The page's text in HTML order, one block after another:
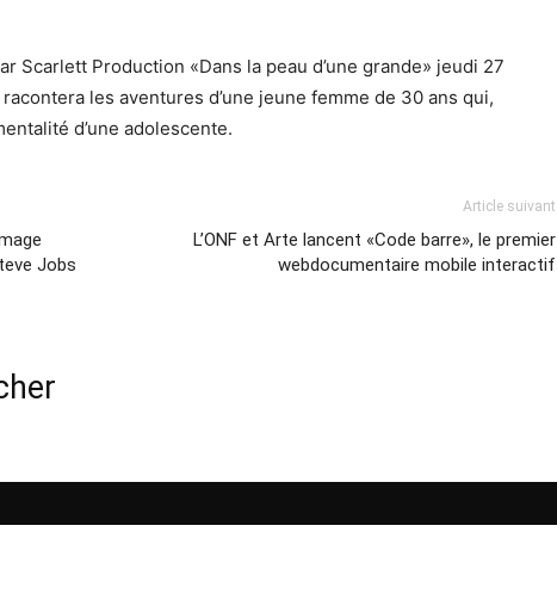
Scarlett Production «Dans la peau d’une grande» jeudi 27
les aventures d’une jeune femme de 30 ans qui,
d’une adolescente.
Jobs
Article suivant
L’ONF et Arte lancent «Code barre», le premier
webdocumentaire mobile interactif